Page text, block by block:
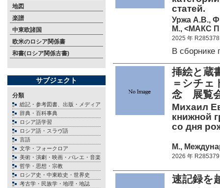
地図
楽譜
中東欧諸国
欧米のロシア関係書
和書(ロシア関係古書)
サブジェクト
分類
総記・参考図書、出版・メディア
辞典・百科事典
ロシア語学習
ロシア語・スラヴ語
言語
文学・フォークロア
美術・演劇・映画・バレエ・音楽
哲学・思想・宗教
ロシア史・中東欧史・世界史
考古学・民族学・地理・地誌
статей.
Уржа А.В.,
М., <МАКС
2025 年 R285378
В сборнике
挿絵と蔵
＝シチ
念 展覧
Михаил
книжной
со дня
М.,
2026 年 R285379
速記録を